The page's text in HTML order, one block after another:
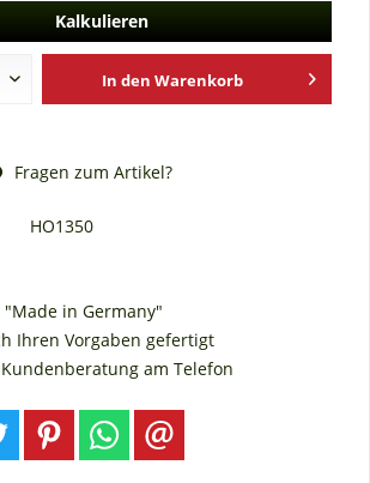
Kalkulieren
In den Warenkorb
Fragen zum Artikel?
HO1350
in Germany"
Ihren Vorgaben gefertigt
am Telefon